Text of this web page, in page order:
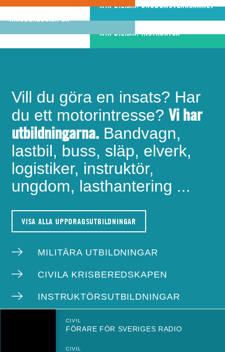
MIN BILKÅR: UNGDOMSVERKSAMHET
MIN BILKÅR: CIVILA
KRISBEREDSKAPEN
riktigt bra
bandvagnsförare
MIN BILKÅR: INSTRUKTÖR
Vill du göra en insats? Har
du ett motorintresse? Vi har
utbildningarna. Bandvagn,
lastbil, buss, släp, elverk,
logistiker, instruktör,
ungdom, lasthantering ...
VISA ALLA UPPDRAGSUTBILDNINGAR
MILITÄRA UTBILDNINGAR
CIVILA KRISBEREDSKAPEN
INSTRUKTÖRSUTBILDNINGAR
CIVIL
FÖRARE FÖR SVERIGES RADIO
CIVIL